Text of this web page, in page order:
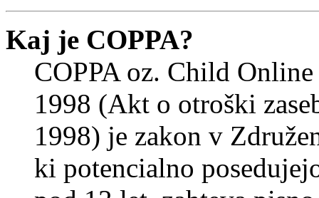
Kaj je COPPA?
COPPA oz. Child
1998 (Akt o otroški
1998) je zakon v
ki potencialno